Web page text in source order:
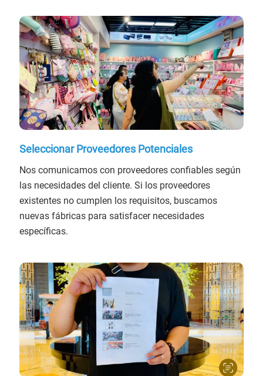
Seleccionar Proveedores Potenciales
Nos comunicamos con proveedores confiables según
las necesidades del cliente. Si los proveedores
existentes no cumplen los requisitos, buscamos
nuevas fábricas para satisfacer necesidades
específicas.